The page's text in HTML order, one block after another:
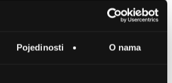
Pojedinosti O nama
SPREMITE NA LISTU ŽELJA